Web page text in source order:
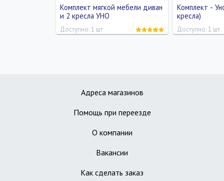
Комплект мягкой мебели диван
и 2 кресла УНО
Доступно: 1 шт
Комплект -
кресла)
Доступно: 1 шт
Адреса магазинов
Помощь при переезде
О компании
Вакансии
Как сделать заказ